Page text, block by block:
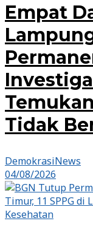
Empat
Tidak
DemokrasiNews
04/08/2026
Kesehatan